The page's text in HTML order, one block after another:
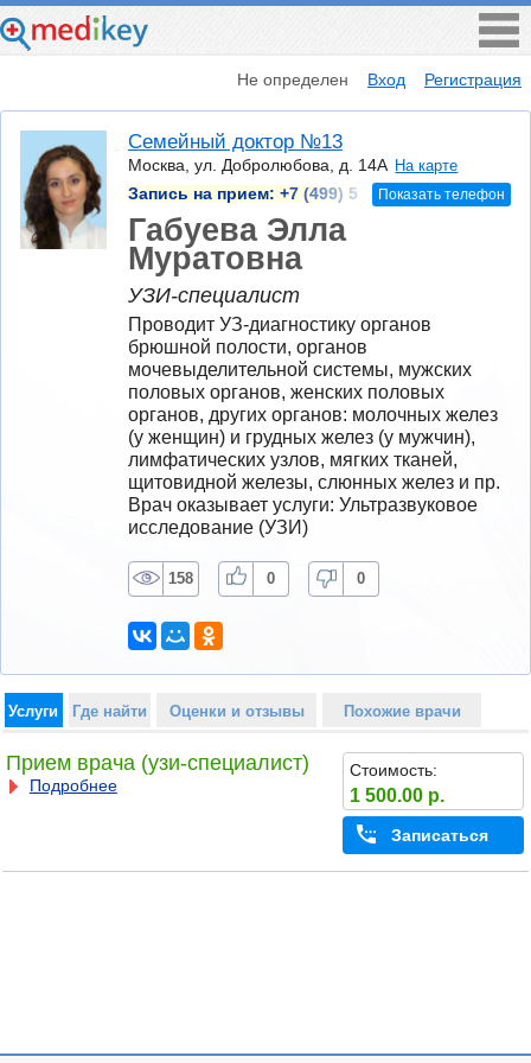
Не определен Вход Регистрация
Семейный доктор №13
Москва, ул. Добролюбова, д. 14А На карте
Запись на прием: +7 (499) 5 Показать телефон
Габуева Элла
Муратовна
УЗИ-специалист
Проводит УЗ-диагностику органов
брюшной полости, органов
мочевыделительной системы, мужских
половых органов, женских половых
органов, других органов: молочных желез
(у женщин) и грудных желез (у мужчин),
лимфатических узлов, мягких тканей,
щитовидной железы, слюнных желез и пр.
Врач оказывает услуги: Ультразвуковое
исследование (УЗИ)
158 0 0
Услуги Где найти Оценки и отзывы Похожие врачи
Прием врача (узи-специалист)
Подробнее
Стоимость:
1 500.00 р.
Записаться